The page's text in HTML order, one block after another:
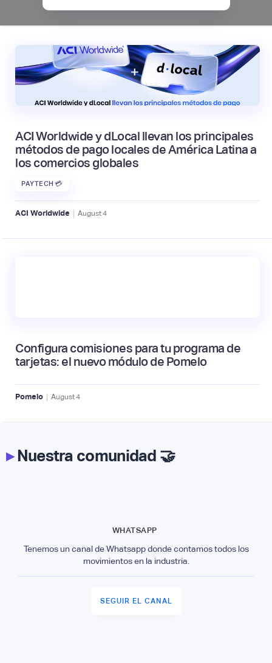
ACI Worldwide y dLocal llevan los principales
métodos de pago locales de América Latina a
los comercios globales
PAYTECH 💳
ACI Worldwide | August4
Configura comisiones para tu programa de
tarjetas: el nuevo módulo de Pomelo
Pomelo | August4
▸Nuestra comunidad 🤝
WHATSAPP
Tenemos un canal de Whatsapp donde contamos todos los
movimientos en la industria.
SEGUIR EL CANAL